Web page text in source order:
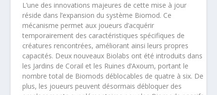
L’une des innovations majeures de cette mise à jour
réside dans l’expansion du système Biomod. Ce
mécanisme permet aux joueurs d’acquérir
temporairement des caractéristiques spécifiques de
créatures rencontrées, améliorant ainsi leurs propres
capacités. Deux nouveaux Biolabs ont été introduits dans
les Jardins de Corail et les Ruines d’Axoum, portant le
nombre total de Biomods déblocables de quatre à six. De
plus, les joueurs peuvent désormais débloquer des